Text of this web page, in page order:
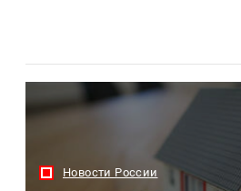
Новости России